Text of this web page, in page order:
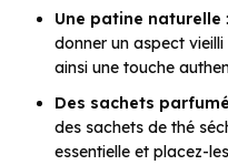
Une patine naturelle
donner un aspect
ainsi une touche
Des sachets
des sachets de thé
essentielle et placez-